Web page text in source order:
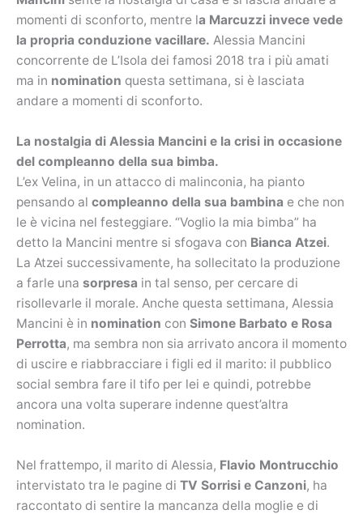
momenti di sconforto, mentre la Marcuzzi invece vede
la propria conduzione vacillare. Alessia Mancini
concorrente de L’Isola dei famosi 2018 tra i più amati
ma in nomination questa settimana, si è lasciata
andare a momenti di sconforto.
La nostalgia di Alessia Mancini e la crisi in occasione
del compleanno della sua bimba.
L’ex Velina, in un attacco di malinconia, ha pianto
pensando al compleanno della sua bambina e che non
le è vicina nel festeggiare. “Voglio la mia bimba” ha
detto la Mancini mentre si sfogava con Bianca Atzei.
La Atzei successivamente, ha sollecitato la produzione
a farle una sorpresa in tal senso, per cercare di
risollevarle il morale. Anche questa settimana, Alessia
Mancini è in nomination con Simone Barbato e Rosa
Perrotta, ma sembra non sia arrivato ancora il momento
di uscire e riabbracciare i figli ed il marito: il pubblico
social sembra fare il tifo per lei e quindi, potrebbe
ancora una volta superare indenne quest’altra
nomination.
Nel frattempo, il marito di Alessia, Flavio Montrucchio
intervistato tra le pagine di TV Sorrisi e Canzoni, ha
raccontato di sentire la mancanza della moglie e di